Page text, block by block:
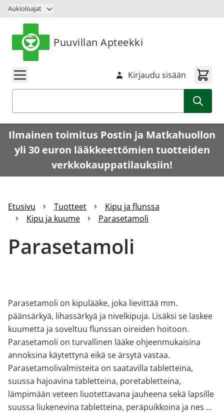
Siirry sisältöön
Aukioloajat
Puuvillan Apteekki
Kirjaudu sisään
Ilmainen toimitus Postin ja Matkahuollon
yli 30 euron lääkkeettömien tuotteiden
verkkokauppatilauksiin!
Etusivu Tuotteet
Kipu ja flunssa
Kipu ja kuume
Parasetamoli
Parasetamoli
Parasetamoli on kipulääke, joka lievittää mm.
päänsärkyä, lihassärkyä ja nivelkipuja. Lisäksi se laskee
kuumetta ja soveltuu flunssan oireiden hoitoon.
Parasetamoli on turvallinen lääke ohjeenmukaisina
annoksina käytettynä eikä se ärsytä vastaa.
Parasetamolivalmisteita on saatavilla tabletteina,
suussa hajoavina tabletteina, poretabletteina,
lämpimään veteen liuotettavana jauheena sekä lapsille
suussa liukenevina tabletteina, peräpuikkoina ja nes ...